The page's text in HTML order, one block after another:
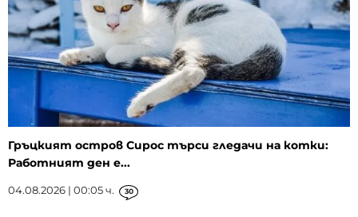
Гръцкият остров Сирос търси гледачи на котки:
Работният ден е...
04.08.2026 | 00:05 ч. 30